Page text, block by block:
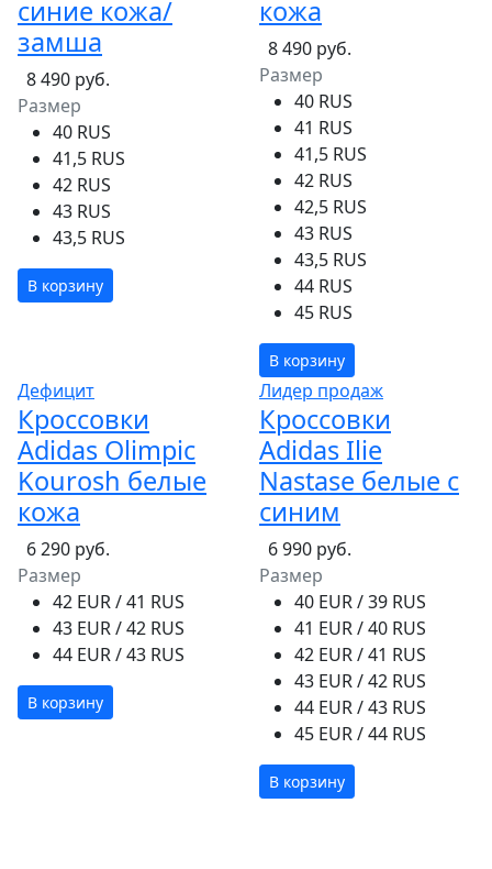
синие кожа/
замша
8 490 руб.
Размер
40 RUS
41,5 RUS
42 RUS
43 RUS
43,5 RUS
В корзину
кожа
8 490 руб.
Размер
40 RUS
41 RUS
41,5 RUS
42 RUS
42,5 RUS
43 RUS
43,5 RUS
44 RUS
45 RUS
В корзину
Дефицит
Кроссовки
Adidas Olimpic
Kourosh белые
кожа
6 290 руб.
Размер
42 EUR / 41 RUS
43 EUR / 42 RUS
44 EUR / 43 RUS
В корзину
Лидер продаж
Кроссовки
Adidas Ilie
Nastase белые с
синим
6 990 руб.
Размер
40 EUR / 39 RUS
41 EUR / 40 RUS
42 EUR / 41 RUS
43 EUR / 42 RUS
44 EUR / 43 RUS
45 EUR / 44 RUS
В корзину